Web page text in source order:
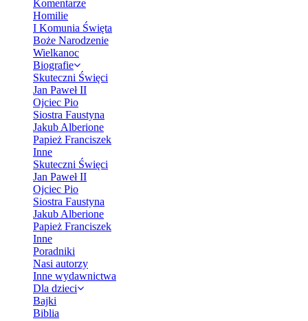
Komentarze
Homilie
I Komunia Święta
Boże Narodzenie
Wielkanoc
Biografie
Skuteczni Święci
Jan Paweł II
Ojciec Pio
Siostra Faustyna
Jakub Alberione
Papież Franciszek
Inne
Skuteczni Święci
Jan Paweł II
Ojciec Pio
Siostra Faustyna
Jakub Alberione
Papież Franciszek
Inne
Poradniki
Nasi autorzy
Inne wydawnictwa
Dla dzieci
Bajki
Biblia